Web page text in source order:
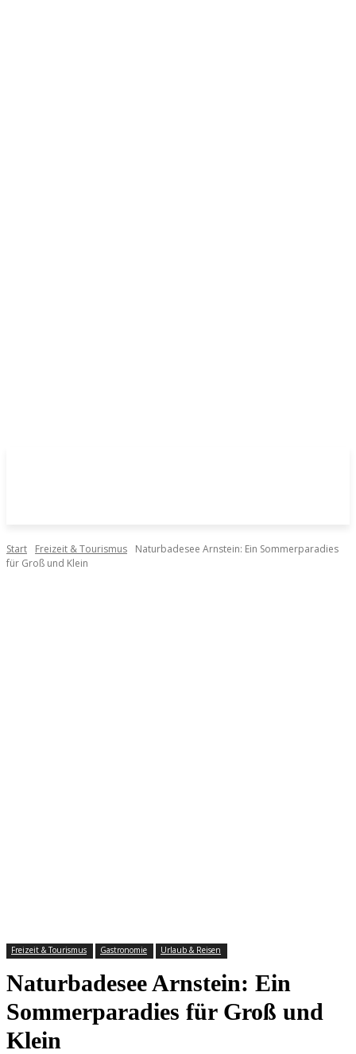
Start Freizeit & Tourismus
Naturbadesee Arnstein: Ein Sommerparadies
für Groß und Klein
Freizeit & Tourismus Gastronomie Urlaub & Reisen
Naturbadesee Arnstein: Ein
Sommerparadies für Groß und
Klein